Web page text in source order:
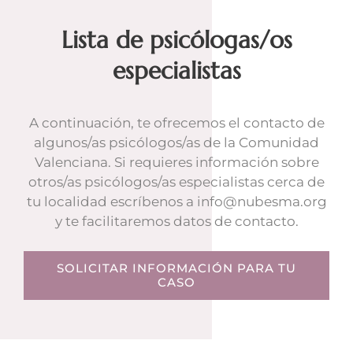
Lista de psicólogas/os
especialistas
A continuación, te ofrecemos el contacto de
algunos/as psicólogos/as de la Comunidad
Valenciana. Si requieres información sobre
otros/as psicólogos/as especialistas cerca de
tu localidad escríbenos a info@nubesma.org
y te facilitaremos datos de contacto.
SOLICITAR INFORMACIÓN PARA TU
CASO